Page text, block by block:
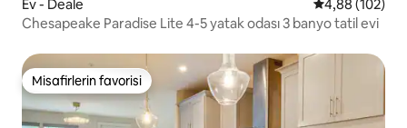
Ev - Deale 5 üzerinden
4,88 (102)
Chesapeake Paradise Lite 4-5 yatak odası 3 banyo tatil evi
Misafirlerin favorisi
Misafirlerin favorisi